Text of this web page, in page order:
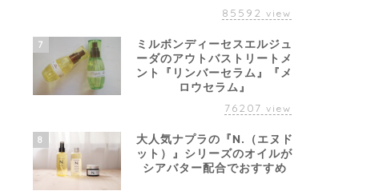
85592 view
7
ミルボンディーセスエルジュ
ーダのアウトバストリートメ
ント『リンバーセラム』『メ
ロウセラム』
76207 view
8
大人気ナプラの『N.（エヌド
ット）』シリーズのオイルが
シアバター配合でおすすめ